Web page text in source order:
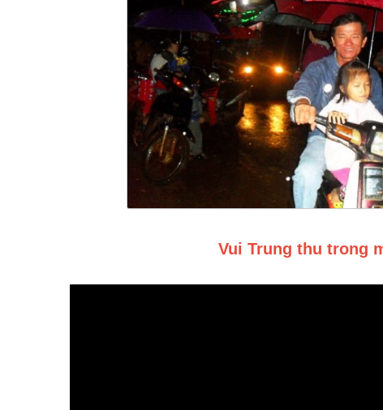
Vui Trung thu trong